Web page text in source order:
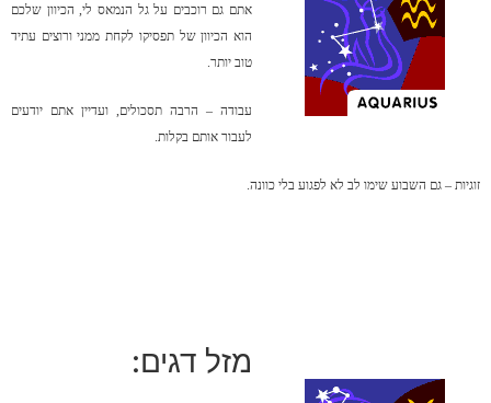
אתם גם רוכבים על גל הנמאס לי, הכיוון שלכם
הוא הכיוון של תפסיקו לקחת ממני ורוצים עתיד
טוב יותר.
עבודה – הרבה תסכולים, ועדיין אתם יודעים
לעבור אותם בקלות.
זוגיות – גם השבוע שימו לב לא לפגוע בלי כוונה.
מזל דגים: